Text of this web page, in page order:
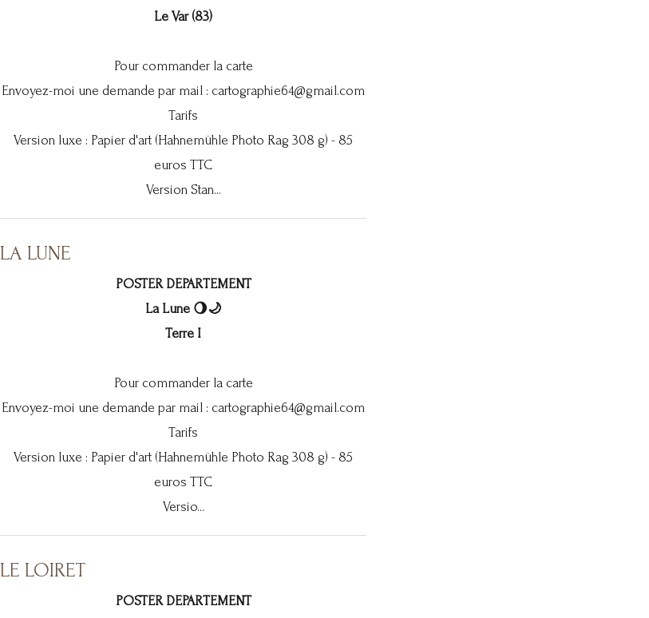
Le Var (83)
Pour commander la carte
Envoyez-moi une demande par mail : cartographie64@gmail.com
Tarifs
Version luxe : Papier d'art (Hahnemühle Photo Rag 308 g) - 85
euros TTC
Version Stan...
LA LUNE
POSTER DEPARTEMENT
La Lune 🌖🌙
Terre I
Pour commander la carte
Envoyez-moi une demande par mail : cartographie64@gmail.com
Tarifs
Version luxe : Papier d'art (Hahnemühle Photo Rag 308 g) - 85
euros TTC
Versio...
LE LOIRET
POSTER DEPARTEMENT